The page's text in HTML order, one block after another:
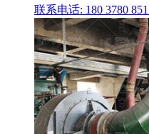
联系电话: 180 3780